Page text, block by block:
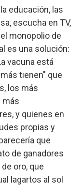
educación, las
escucha en TV,
monopolio de
es una solución:
vacuna está
tienen" que
los más
más
y quienes en
propias y
que
de ganadores
oro, que
lagartos al sol